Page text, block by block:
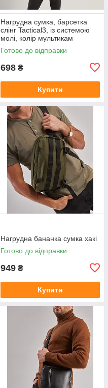
Нагрудна сумка, барсетка
слінг Tactical3, із системою
молі, колір мультикам
Готово до відправки
698 ₴
Купити
Нагрудна бананка сумка хакі
Готово до відправки
949 ₴
Купити